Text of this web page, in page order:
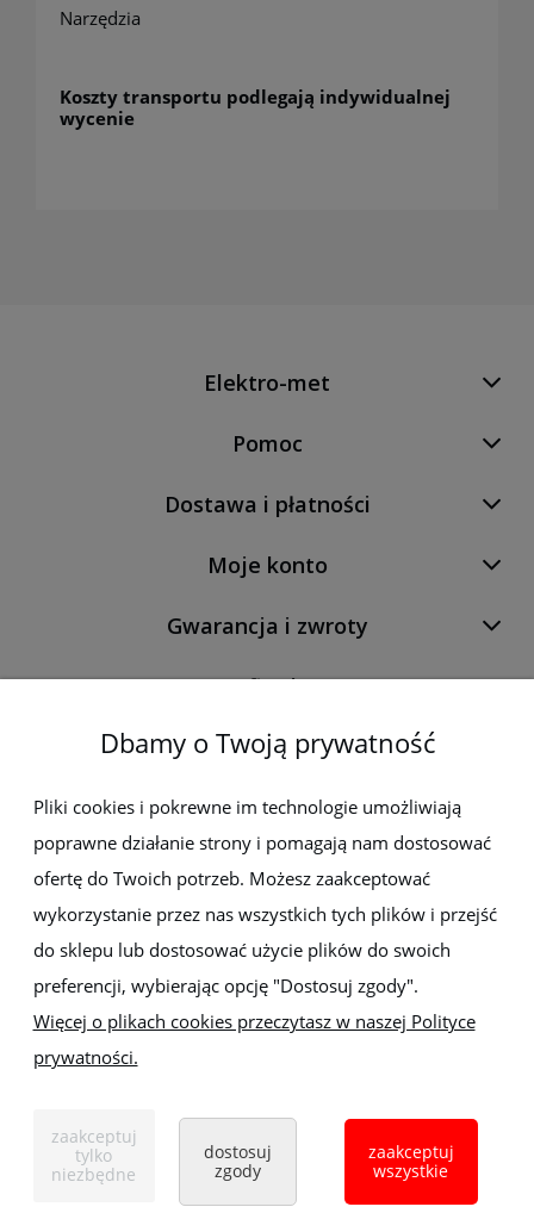
Narzędzia
Koszty transportu podlegają indywidualnej
wycenie
Elektro-met
Pomoc
Dostawa i płatności
Moje konto
Gwarancja i zwroty
O firmie
Newsletter
Zapisz się do newslettera, aby być na bieżąco z nowościami i
promocjami
Handlowa 1, 35-103 Rzeszów
Tel:
+48 17 853 90 49 +48 668 191 214
Dbamy o Twoją prywatność
Pliki cookies i pokrewne im technologie umożliwiają
poprawne działanie strony i pomagają nam dostosować
ofertę do Twoich potrzeb. Możesz zaakceptować
wykorzystanie przez nas wszystkich tych plików i przejść
do sklepu lub dostosować użycie plików do swoich
preferencji, wybierając opcję "Dostosuj zgody".
Więcej o plikach cookies przeczytasz w naszej Polityce
prywatności.
zaakceptuj
tylko
niezbędne
dostosuj
zgody
zaakceptuj
wszystkie